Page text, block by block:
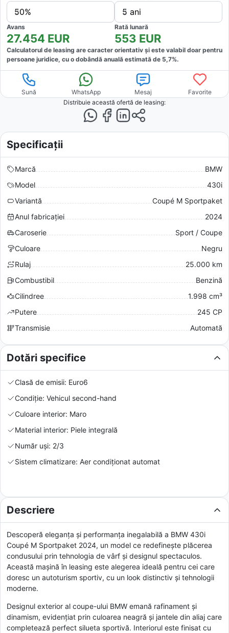
50% 5 ani
Avans
27.454 EUR
Rată lunară
553 EUR
Calculatorul de leasing are caracter orientativ și este valabil doar pentru
persoane juridice, cu o dobândă anuală estimată de 5,7%.
Sună WhatsApp Mesaj
Favorite
Distribuie această ofertă de leasing:
Specificații
Marcă
BMW
Model
430i
Variantă
Coupé M Sportpaket
Anul fabricației
2024
Caroserie
Sport / Coupe
Culoare
Negru
Rulaj
25.000 km
Combustibil
Benzină
Cilindree
1.998 cm³
Putere
245 CP
Transmisie
Automată
Dotări specifice
Clasă de emisii: Euro6
Condiție: Vehicul second-hand
Culoare interior: Maro
Material interior: Piele integrală
Număr uși: 2/3
Sistem climatizare: Aer condiționat automat
Descriere
Descoperă eleganța și performanța inegalabilă a BMW 430i
Coupé M Sportpaket 2024, un model ce redefinește plăcerea
condusului prin tehnologia de vârf și designul spectaculos.
Această mașină în leasing este alegerea ideală pentru cei care
doresc un autoturism sportiv, cu un look distinctiv și tehnologii
moderne.
Designul exterior al coupe-ului BMW emană rafinament și
dinamism, evidențiat prin culoarea neagră și jantele din aliaj care
completează perfect silueta sportivă. Interiorul este finisat cu